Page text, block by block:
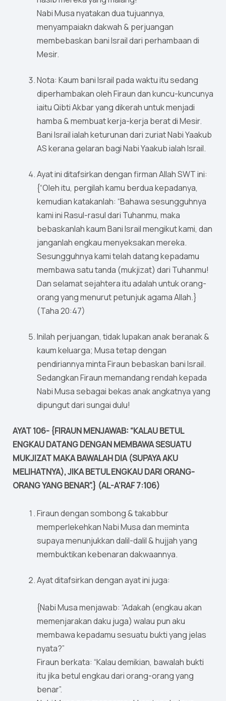
Nabi Musa nyatakan dua tujuannya,
menyampaiakn dakwah & perjuangan
membebaskan bani Israil dari perhambaan di
Mesir.
Nota: Kaum bani Israil pada waktu itu sedang
diperhambakan oleh Firaun dan kuncu-kuncunya
iaitu Qibti Akbar yang dikerah untuk menjadi
hamba & membuat kerja-kerja berat di Mesir.
Bani Israil ialah keturunan dari zuriat Nabi Yaakub
AS kerana gelaran bagi Nabi Yaakub ialah Israil.
Ayat ini ditafsirkan dengan firman Allah SWT ini:
{“Oleh itu, pergilah kamu berdua kepadanya,
kemudian katakanlah: “Bahawa sesungguhnya
kami ini Rasul-rasul dari Tuhanmu, maka
bebaskanlah kaum Bani lsrail mengikut kami, dan
janganlah engkau menyeksakan mereka.
Sesungguhnya kami telah datang kepadamu
membawa satu tanda (mukjizat) dari Tuhanmu!
Dan selamat sejahtera itu adalah untuk orang-
orang yang menurut petunjuk agama Allah.}
(Taha 20:47)
Inilah perjuangan, tidak lupakan anak beranak &
kaum keluarga; Musa tetap dengan
pendiriannya minta Firaun bebaskan bani Israil.
Sedangkan Firaun memandang rendah kepada
Nabi Musa sebagai bekas anak angkatnya yang
dipungut dari sungai dulu!
AYAT 106- {FIRAUN MENJAWAB: “KALAU BETUL
ENGKAU DATANG DENGAN MEMBAWA SESUATU
MUKJIZAT MAKA BAWALAH DIA (SUPAYA AKU
MELIHATNYA), JIKA BETUL ENGKAU DARI ORANG-
ORANG YANG BENAR”.} (AL-A’RAF 7:106)
Firaun dengan sombong & takabbur
memperlekehkan Nabi Musa dan meminta
supaya menunjukkan dalil-dalil & hujjah yang
membuktikan kebenaran dakwaannya.
Ayat ditafsirkan dengan ayat ini juga:
{Nabi Musa menjawab: “Adakah (engkau akan
memenjarakan daku juga) walau pun aku
membawa kepadamu sesuatu bukti yang jelas
nyata?”
Firaun berkata: “Kalau demikian, bawalah bukti
itu jika betul engkau dari orang-orang yang
benar”.